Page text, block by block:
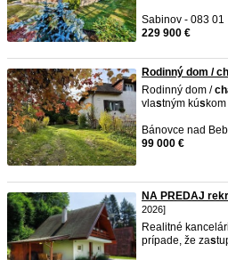
Sabinov - 083 01
229 900 €
Rodinný dom /
Rodinný dom /
vlastným kúskom
Bánovce nad
99 000 €
NA PREDAJ
2026]
Realitné
prípade, že zas